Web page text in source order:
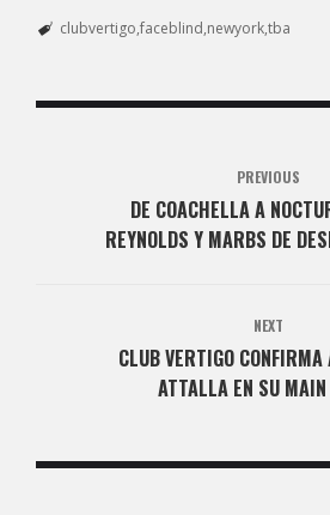
clubvertigo faceblind newyorktba
PREVIOUS
DE COACHELLA A
REYNOLDS Y MARBS DE
NEXT
CLUB VERTIGO CONFIRMA
ATTALLA EN SU MAIN